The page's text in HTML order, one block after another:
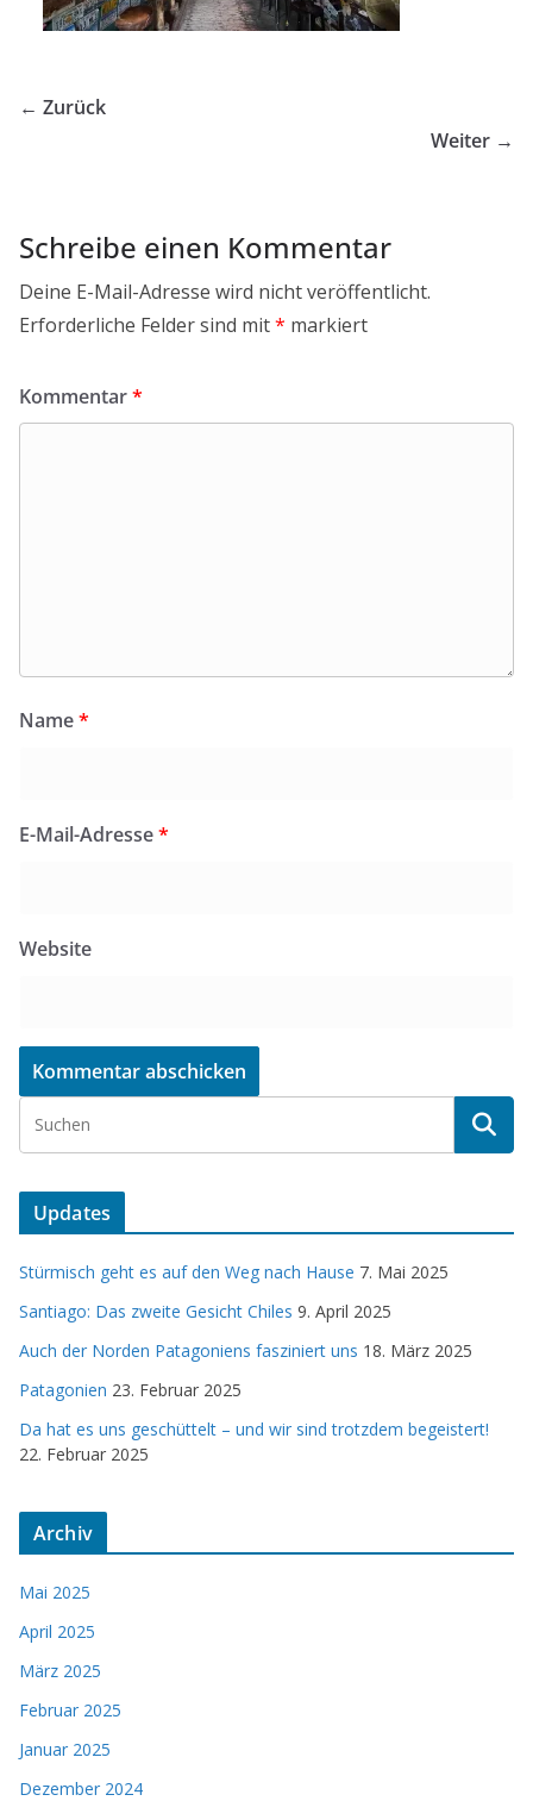
← Zurück
Weiter →
Schreibe einen Kommentar
Deine E-Mail-Adresse wird nicht veröffentlicht.
Erforderliche Felder sind mit* markiert
Kommentar*
Name*
E-Mail-Adresse*
Website
Updates
Stürmisch geht es auf den Weg nach Hause 7. Mai 2025
Santiago: Das zweite Gesicht Chiles 9. April 2025
Auch der Norden Patagoniens fasziniert uns 18. März 2025
Patagonien 23. Februar 2025
Da hat es uns geschüttelt – und wir sind trotzdem begeistert!
22. Februar 2025
Archiv
Mai 2025
April 2025
März 2025
Februar 2025
Januar 2025
Dezember 2024